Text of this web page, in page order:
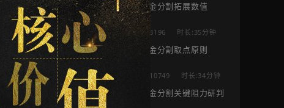
黄金分割拓展数值
8196 时长:35分钟
黄金分割取点原则
10749 时长:34分钟
黄金分割关键阻力研判